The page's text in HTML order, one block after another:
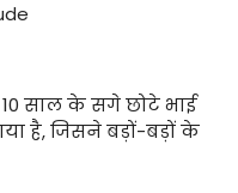
साल के सगे छोटे भाई
है, जिसने बड़ों-बड़ों के